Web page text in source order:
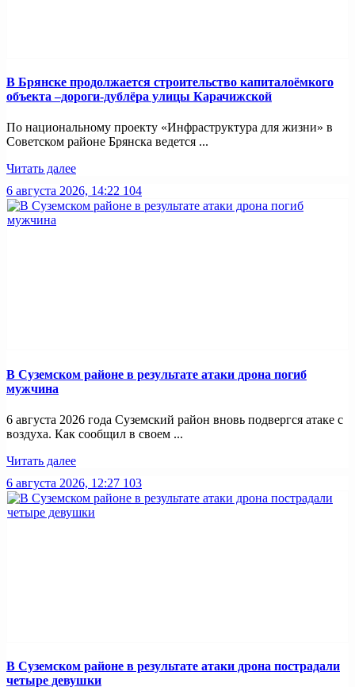
В Брянске продолжается строительство капиталоёмкого
объекта –дороги-дублёра улицы Карачижской
По национальному проекту «Инфраструктура для жизни» в
Советском районе Брянска ведется ...
Читать далее
6 августа 2026, 14:22 104
В Суземском районе в результате атаки дрона погиб
мужчина
6 августа 2026 года Суземский район вновь подвергся атаке с
воздуха. Как сообщил в своем ...
Читать далее
6 августа 2026, 12:27 103
В Суземском районе в результате атаки дрона пострадали
четыре девушки